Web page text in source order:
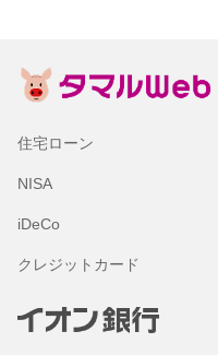
住宅ローン
NISA
iDeCo
クレジットカード